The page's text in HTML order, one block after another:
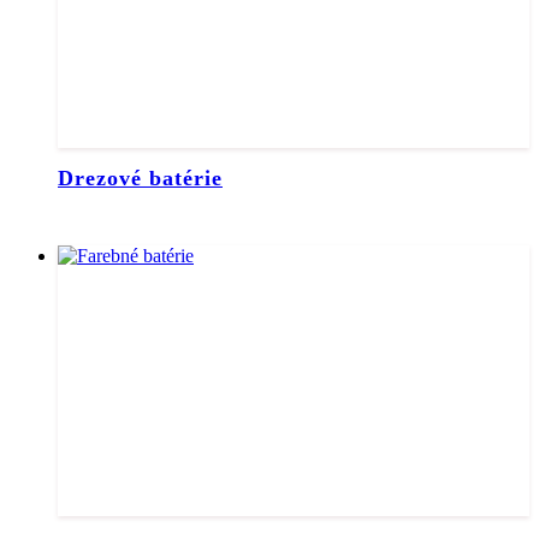
Drezové batérie